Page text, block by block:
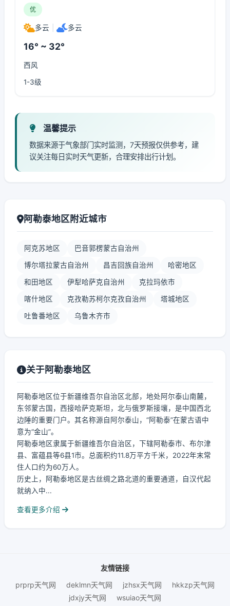
优
多云 多云
16° ~ 32°
西风
1-3级
温馨提示
数据来源于气象部门实时监测，7天预报仅供参考，建
议关注每日实时天气更新，合理安排出行计划。
阿勒泰地区附近城市
阿克苏地区 巴音郭楞蒙古自治州
博尔塔拉蒙古自治州 昌吉回族自治州 哈密地区
和田地区 伊犁哈萨克自治州 克拉玛依市
喀什地区 克孜勒苏柯尔克孜自治州 塔城地区
吐鲁番地区 乌鲁木齐市
关于阿勒泰地区
阿勒泰地区位于新疆维吾尔自治区北部，地处阿尔泰山南麓，
东邻蒙古国，西接哈萨克斯坦，北与俄罗斯接壤，是中国西北
边陲的重要门户。其名称源自阿尔泰山，“阿勒泰”在蒙古语中
意为“金山”。
阿勒泰地区隶属于新疆维吾尔自治区，下辖阿勒泰市、布尔津
县、富蕴县等6县1市。总面积约11.8万平方千米，2022年末常
住人口约为60万人。
历史上，阿勒泰地区是古丝绸之路北道的重要通道，自汉代起
就纳入中...
查看更多介绍
友情链接
prprp天气网
deklmn天气网 jzhsx天气网
hkkzp天气网
jdxjy天气网
wsuiao天气网